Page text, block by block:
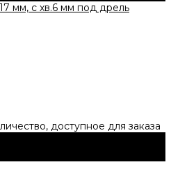
мм, с хв.6 мм под дрель
доступное для заказа